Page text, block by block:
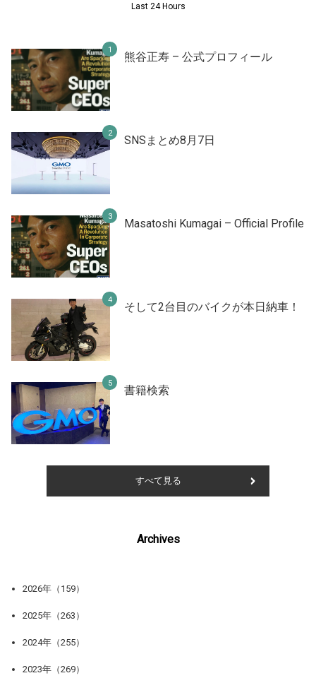
Last 24 Hours
熊谷正寿 – 公式プロフィール
SNSまとめ8月7日
Masatoshi Kumagai – Official Profile
そして2台目のバイクが本日納車！
書籍検索
すべて見る
Archives
2026年（159）
2025年（263）
2024年（255）
2023年（269）